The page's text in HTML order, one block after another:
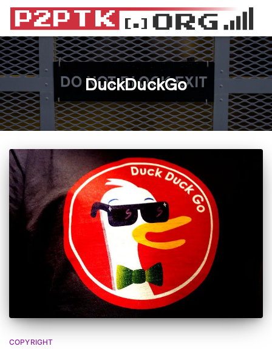
DuckDuckGo
COPYRIGHT